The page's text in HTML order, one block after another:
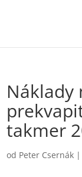
Náklady
takmer
od Peter Csernák